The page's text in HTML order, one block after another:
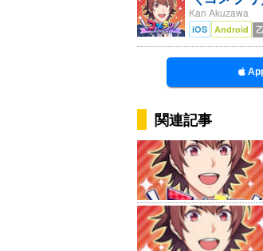
Kan Akuzawa
iOS Android
関連記事